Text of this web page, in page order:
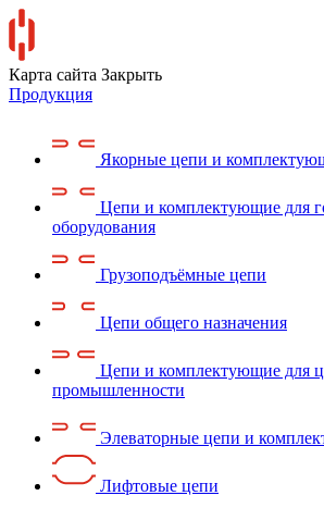
Карта сайта Закрыть
Продукция
Якорные цепи и
Цепи и комплектующие для
оборудования
Грузоподъёмные цепи
Цепи общего назначения
Цепи и комплектующие для
промышленности
Элеваторные цепи и
Лифтовые цепи